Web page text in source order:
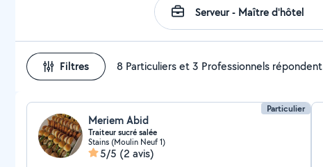
Filtres 8 Particuliers et 3 Professionnels répondent
Particulier
Meriem Abid
Traiteur sucré salée
Stains (Moulin Neuf 1)
5/5 (2 avis)